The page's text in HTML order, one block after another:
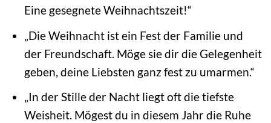
Eine gesegnete Weihnachtszeit!“
„Die Weihnacht ist ein Fest der Familie und
der Freundschaft. Möge sie dir die Gelegenheit
geben, deine Liebsten ganz fest zu umarmen.“
„In der Stille der Nacht liegt oft die tiefste
Weisheit. Mögest du in diesem Jahr die Ruhe